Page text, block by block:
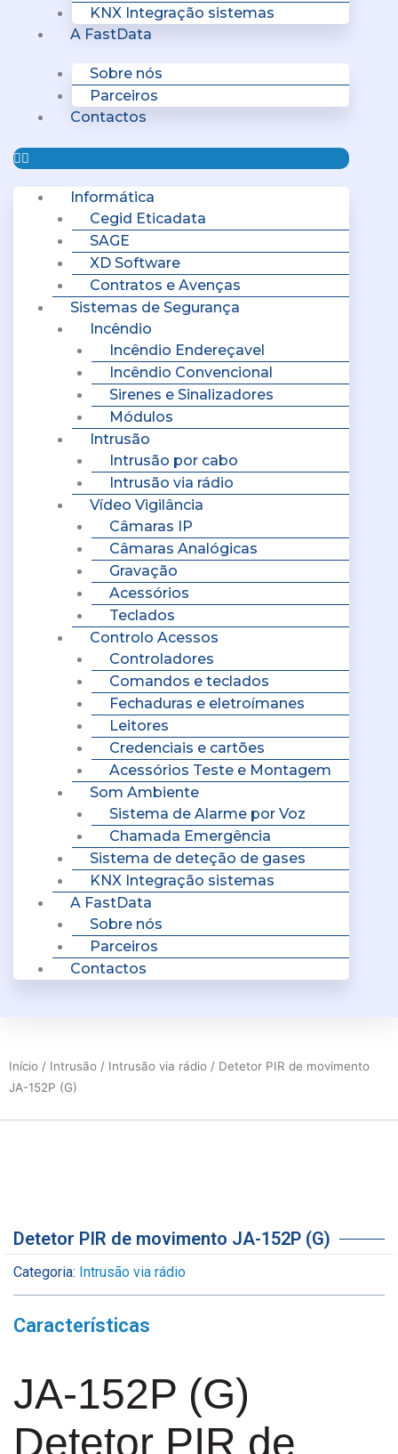
KNX Integração sistemas
A FastData
Sobre nós
Parceiros
Contactos
Informática
Cegid Eticadata
SAGE
XD Software
Contratos e Avenças
Sistemas de Segurança
Incêndio
Incêndio Endereçavel
Incêndio Convencional
Sirenes e Sinalizadores
Módulos
Intrusão
Intrusão por cabo
Intrusão via rádio
Vídeo Vigilância
Câmaras IP
Câmaras Analógicas
Gravação
Acessórios
Teclados
Controlo Acessos
Controladores
Comandos e teclados
Fechaduras e eletroímanes
Leitores
Credenciais e cartões
Acessórios Teste e Montagem
Som Ambiente
Sistema de Alarme por Voz
Chamada Emergência
Sistema de deteção de gases
KNX Integração sistemas
A FastData
Sobre nós
Parceiros
Contactos
Início / Intrusão / Intrusão via rádio / Detetor PIR de movimento
JA-152P (G)
Detetor PIR de movimento JA-152P (G)
Categoria: Intrusão via rádio
Características
JA-152P (G)
Detetor PIR de